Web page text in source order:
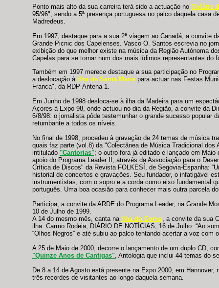
Ponto mais alto da sua carreira terá sido a actuação no Théâtre
95/96", sendo a 5ª presença portuguesa no palco daquela casa
Madredeus.
Em 1997, destaque para a sua 2ª viagem ao Canadá, a convite
Grande Picnic dos Capelenses. Vasco O. Santos escrevia no
exibição do que melhor existe na música da Região Autónoma
Capelas para se tornar num dos mais lídimos representantes do
Também em 1997 merece destaque a sua participação no
a deslocação à ilha de Santa Mariapara actuar nas Festas
Franca", da RDP-Antena 1.
Em Junho de 1998 desloca-se à ilha da Madeira para um
Açores à Expo 98, onde actuou no dia da Região, a convite da
6/8/98: o jornalista pôde testemunhar o grande sucesso popular
retumbante a todos os níveis.
No final de 1998, procedeu à gravação de 24 temas de música
quais faz parte (vol.8) da "Colectânea de Música Tradicional dos
intitulado "Cantorias"; o outro fora já editado e lançado em
apoio do Programa Leader II, através da Associação para o
Crítica de Discos" da Revista FOLKESÍ, de Segovia-Espanha:
historial de concertos e gravações. Seu fundador, o infatigável
instrumentistas, com o sopro e a corda como eixo fundamental
português. Uma boa ocasião para conhecer mais outra parcela
Participa, a convite da ARDE do Programa Leader, na Grande
10 de Julho de 1999.
A 14 do mesmo mês, canta na ilha do Corvo, a convite da sua
ilha. Carmo Rodeia, DIÁRIO DE NOTÍCIAS, 16 de Julho: “Ao
“Olhos Negros” e até subiu ao palco tentando acertar a voz
A 25 de Maio de 2000, decorre o lançamento de um duplo CD,
"Quinze Anos de Cantigas", Antologia que inclui 44 temas do
De 8 a 14 de Agosto está presente na Expo 2000, em
três recordes de visitantes ao longo daquela semana.